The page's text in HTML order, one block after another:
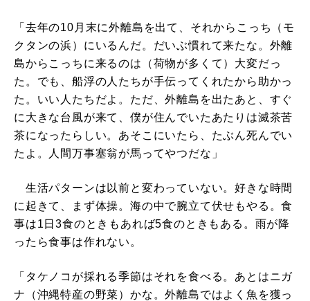
「去年の10月末に外離島を出て、それからこっち（モ
クタンの浜）にいるんだ。だいぶ慣れて来たな。外離
島からこっちに来るのは（荷物が多くて）大変だっ
た。でも、船浮の人たちが手伝ってくれたから助かっ
た。いい人たちだよ。ただ、外離島を出たあと、すぐ
に大きな台風が来て、僕が住んでいたあたりは滅茶苦
茶になったらしい。あそこにいたら、たぶん死んでい
たよ。人間万事塞翁が馬ってやつだな」
生活パターンは以前と変わっていない。好きな時間
に起きて、まず体操。海の中で腕立て伏せもやる。食
事は1日3食のときもあれば5食のときもある。雨が降
ったら食事は作れない。
「タケノコが採れる季節はそれを食べる。あとはニガ
ナ（沖縄特産の野菜）かな。外離島ではよく魚を獲っ